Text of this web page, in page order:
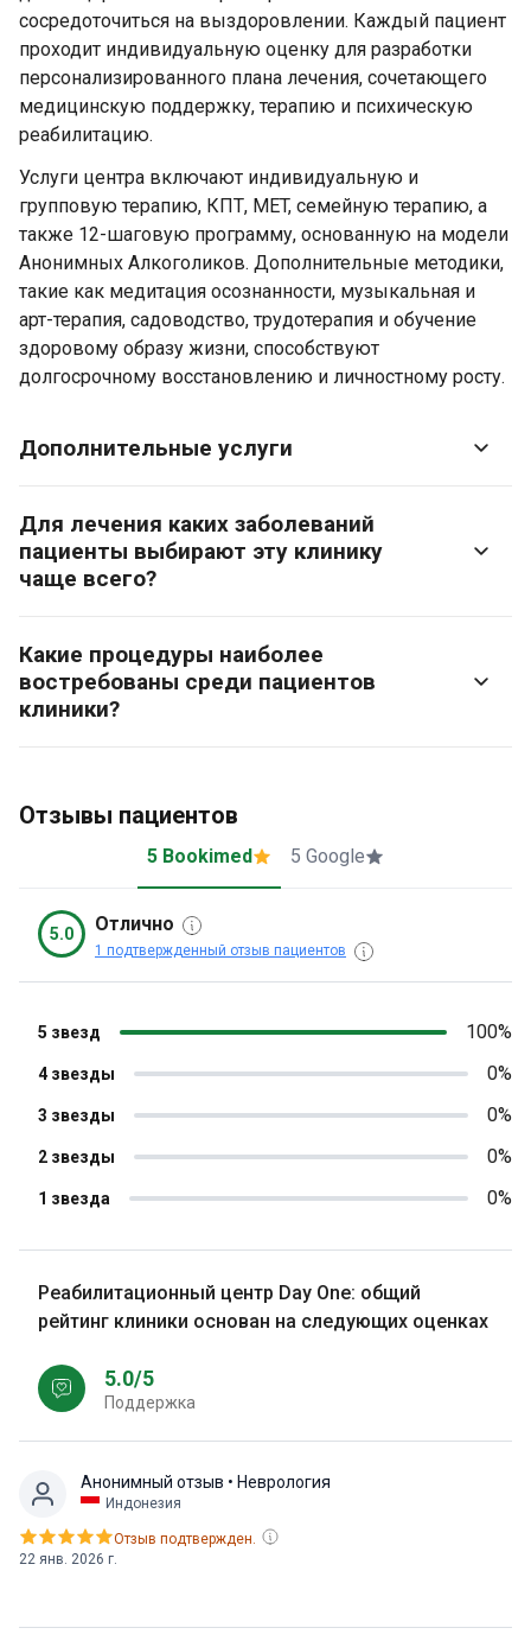
сосредоточиться на выздоровлении. Каждый пациент
проходит индивидуальную оценку для разработки
персонализированного плана лечения, сочетающего
медицинскую поддержку, терапию и психическую
реабилитацию.
Услуги центра включают индивидуальную и
групповую терапию, КПТ, MET, семейную терапию, а
также 12-шаговую программу, основанную на модели
Анонимных Алкоголиков. Дополнительные методики,
такие как медитация осознанности, музыкальная и
арт-терапия, садоводство, трудотерапия и обучение
здоровому образу жизни, способствуют
долгосрочному восстановлению и личностному росту.
Дополнительные услуги
Для лечения каких заболеваний
пациенты выбирают эту клинику
чаще всего?
Какие процедуры наиболее
востребованы среди пациентов
клиники?
Отзывы пациентов
5 Bookimed 5 Google
5.0 Отлично
1 подтвержденный отзыв пациентов
1 звезда 0%
2 звезды 0%
3 звезды 0%
4 звезды 0%
5 звезд 100%
Реабилитационный центр Day One: общий
рейтинг клиники основан на следующих оценках
5.0/5
Поддержка
Анонимный отзыв • Неврология
Индонезия
22 янв. 2026 г.
Отзыв подтвержден.